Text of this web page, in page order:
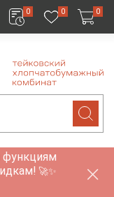
0 0 0
функциям
🚀✨